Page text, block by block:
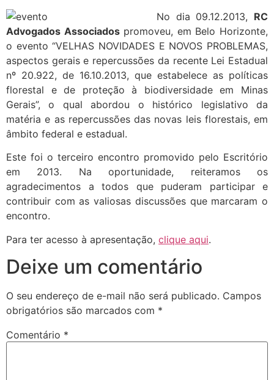
No dia 09.12.2013, RC
Advogados Associadospromoveu, em Belo Horizonte,
o evento “VELHAS NOVIDADES E NOVOS PROBLEMAS,
aspectos gerais e repercussões da recente Lei Estadual
nº 20.922, de 16.10.2013, que estabelece as políticas
florestal e de proteção à biodiversidade em Minas
Gerais”, o qual abordou o histórico legislativo da
matéria e as repercussões das novas leis florestais, em
âmbito federal e estadual.
Este foi o terceiro encontro promovido pelo Escritório
em 2013. Na oportunidade, reiteramos os
agradecimentos a todos que puderam participar e
contribuir com as valiosas discussões que marcaram o
encontro.
Para ter acesso à apresentação, clique aqui.
Deixe um comentário
O seu endereço de e-mail não será publicado. Campos
obrigatórios são marcados com *
Comentário *